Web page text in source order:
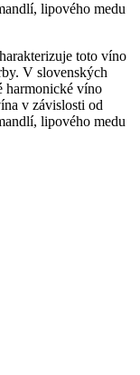
lipového medu
toto víno
V slovenských
harmonické víno
v závislosti od
lipového medu